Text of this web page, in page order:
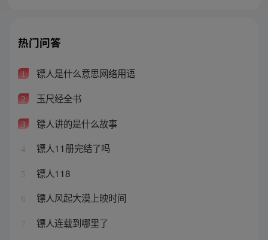
热门问答
1 镖人是什么意思网络用语
2 玉尺经全书
3 镖人讲的是什么故事
4 镖人11册完结了吗
5 镖人118
6 镖人风起大漠上映时间
7 镖人连载到哪里了